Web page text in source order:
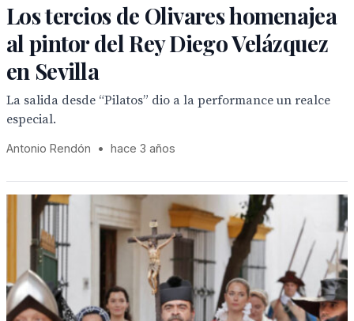
Los tercios de Olivares homenajea
al pintor del Rey Diego Velázquez
en Sevilla
La salida desde “Pilatos” dio a la performance un realce
especial.
Antonio Rendón • hace 3 años